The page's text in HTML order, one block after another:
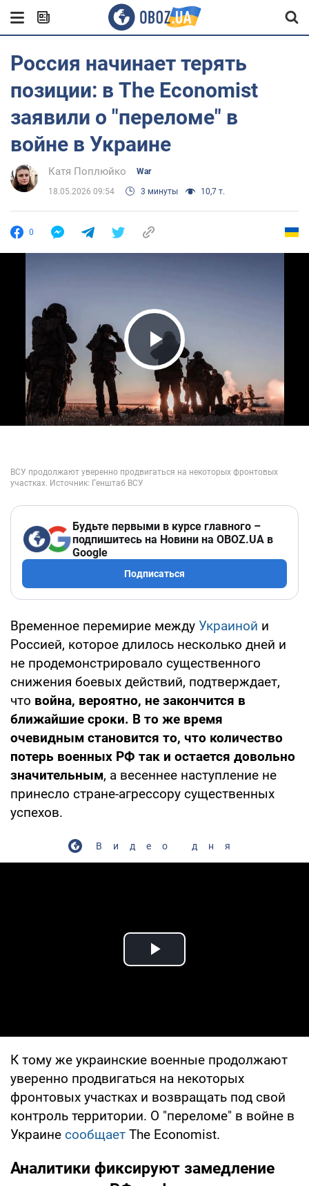
Россия начинает терять
позиции: в The Economist
заявили о "переломе" в
войне в Украине
Катя Поплюйко War
18.05.2026 09:54 3 минуты 10,7 т.
0
Play Video
Будьте первыми в курсе главного –
подпишитесь на Новини на OBOZ.UA в
Google
Подписаться
Временное перемирие между Украиной и
Россией, которое длилось несколько дней и
не продемонстрировало существенного
снижения боевых действий, подтверждает,
что война, вероятно, не закончится в
ближайшие сроки. В то же время
очевидным становится то, что количество
потерь военных РФ так и остается довольно
значительным, а весеннее наступление не
принесло стране-агрессору существенных
успехов.
Видео дня
Play Video
К тому же украинские военные продолжают
уверенно продвигаться на некоторых
фронтовых участках и возвращать под свой
контроль территории. О "переломе" в войне в
Украине сообщает The Economist.
Аналитики фиксируют замедление